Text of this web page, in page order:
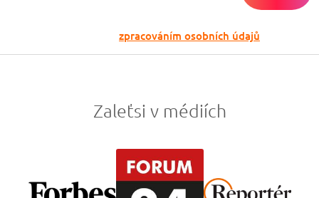
zpracováním osobních údajů
Zaleťsi v médiích